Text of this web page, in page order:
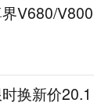
V680/V800
换新价20.1